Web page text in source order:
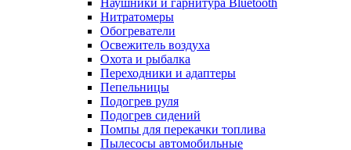
Наушники и гарнитура Bluetooth
Нитратомеры
Обогреватели
Освежитель воздуха
Охота и рыбалка
Переходники и адаптеры
Пепельницы
Подогрев руля
Подогрев сидений
Помпы для перекачки топлива
Пылесосы автомобильные